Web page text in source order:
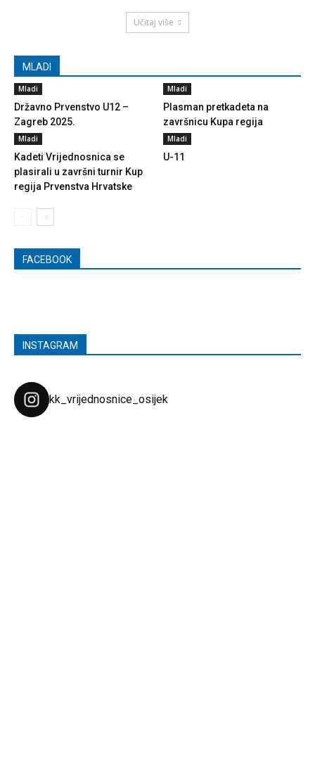
Učitaj više
MLADI
Mladi
Državno Prvenstvo U12 –
Zagreb 2025.
Mladi
Plasman pretkadeta na
završnicu Kupa regija
Mladi
Kadeti Vrijednosnica se
plasirali u završni turnir Kup
regija Prvenstva Hrvatske
Mladi
U-11
FACEBOOK
INSTAGRAM
kk_vrijednosnice_osijek